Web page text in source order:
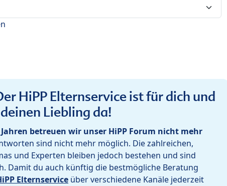
HiPP Elternservice ist für dich und
deinen Liebling da!
betreuen wir unser HiPP Forum nicht mehr
sind nicht mehr möglich. Die zahlreichen,
und Experten bleiben jedoch bestehen und sind
Damit du auch künftig die bestmögliche Beratung
Elternservice über verschiedene Kanäle jederzeit